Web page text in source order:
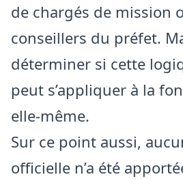
de chargés de mission
conseillers du préfet.
déterminer si cette
peut s’appliquer à la
elle-même.
Sur ce point aussi,
officielle n’a été